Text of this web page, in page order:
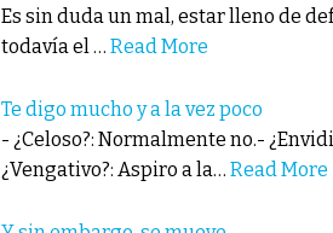
Es sin duda un mal, estar lleno de
todavía el … Read More
Te digo mucho y a la vez poco
- ¿Celoso?: Normalmente no.-
¿Vengativo?: Aspiro a la… Read More